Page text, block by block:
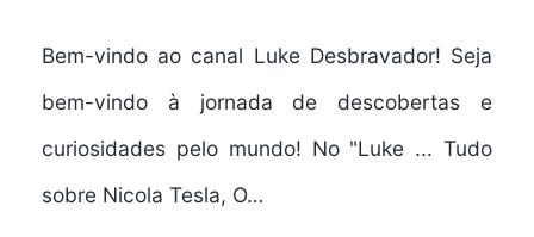
Bem-vindo ao canal Luke Desbravador! Seja
bem-vindo à jornada de descobertas e
curiosidades pelo mundo! No "Luke ... Tudo
sobre Nicola Tesla, O…